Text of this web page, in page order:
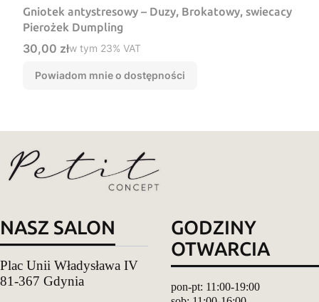
Gniotek antystresowy – Duzy, Brokatowy, swiecacy
Pierożek Dumpling
Cena brutto
30,00 złw tym %s VAT
w tym 23% VAT
Powiadom mnie o dostępności
NASZ SALON
Plac Unii Władysława IV
81-367 Gdynia
GODZINY
OTWARCIA
pon-pt: 11:00-19:00